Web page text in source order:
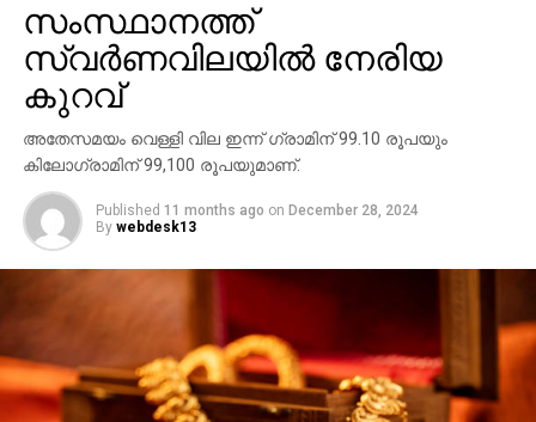
സംസ്ഥാനത്ത്
സ്വര്‍ണവിലയില്‍ നേരിയ
കുറവ്‌
അതേസമയം വെള്ളി വില ഇന്ന് ഗ്രാമിന് 99.10 രൂപയും
കിലോഗ്രാമിന് 99,100 രൂപയുമാണ്.
Published 11 months ago on December 28, 2024
By webdesk13